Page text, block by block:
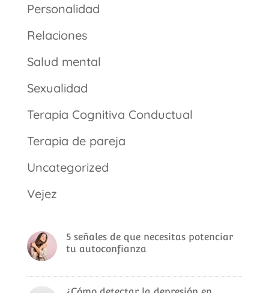
Personalidad
Relaciones
Salud mental
Sexualidad
Terapia Cognitiva Conductual
Terapia de pareja
Uncategorized
Vejez
5 señales de que necesitas potenciar
tu autoconfianza